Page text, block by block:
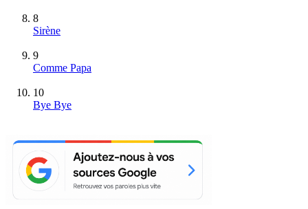
8
Sirène
9
Comme Papa
10
Bye Bye